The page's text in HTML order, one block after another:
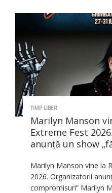
TIMP LIBER
Marilyn Manson
Extreme Fest
anunță un show
Marilyn Manson vine la
2026. Organizatorii
compromisuri” Marilyn